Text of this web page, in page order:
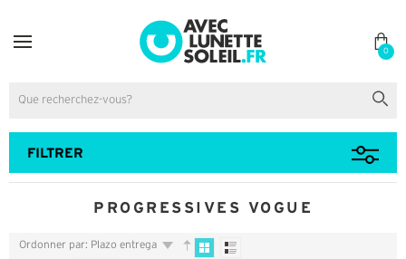
0
FILTRER
PROGRESSIVES VOGUE
Ordonner par: Plazo entrega